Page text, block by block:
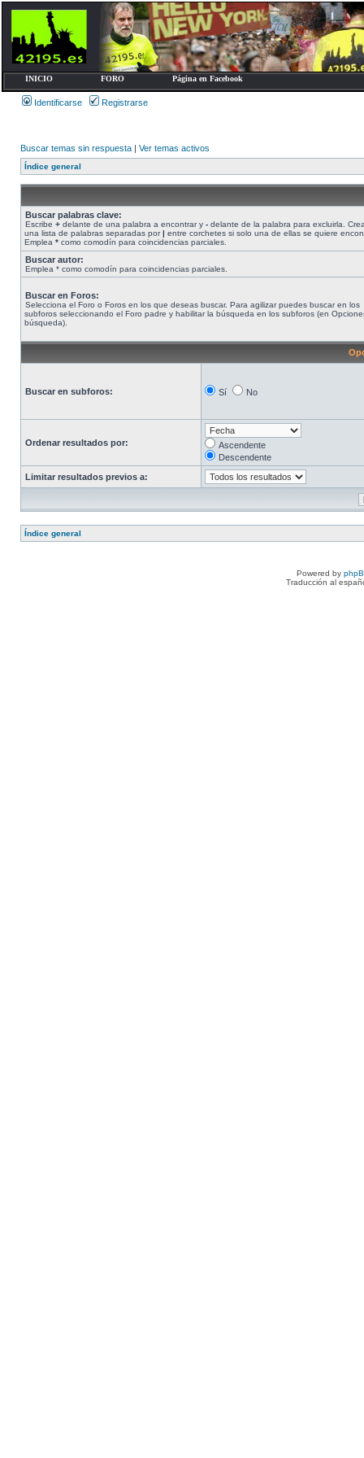
INICIO FORO Página en Facebook
Identificarse Registrarse
Buscar temas sin respuesta | Ver temas activos
Índice general
Buscar palabras clave:
Escribe + delante de una palabra a encontrar y - delante de la palabra para excluirla.
una lista de palabras separadas por| entre corchetes si solo una de ellas se quiere
Emplea * como comodín para coincidencias parciales.
Buscar autor:
Emplea * como comodín para coincidencias parciales.
Buscar en Foros:
Selecciona el Foro o Foros en los que deseas buscar. Para agilizar puedes buscar en los
subforos seleccionando el Foro padre y habilitar la búsqueda en los subforos (en
búsqueda).
Buscar en subforos: Sí No
Ordenar resultados por:
Ascendente
Descendente
Limitar resultados previos a:
Índice general
Powered by
Traducción al